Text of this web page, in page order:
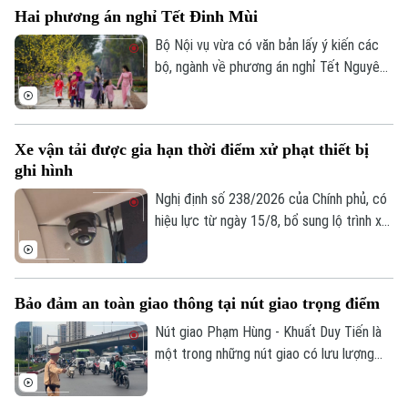
Tư vấn sức khỏe
Quần vợt
Golf
Tin tức
Sao
Thời trang
Âm nhạc
Đã phát sóng
bộ tại ga Nội địa T1 và ga Quốc tế T2,
phương án mới được kỳ vọng giải quyết
tình trạng ùn tắc đã tồn tại trong thời
Hai phương án nghỉ Tết Đinh Mùi
Bộ Nội vụ vừa có văn bản lấy ý kiến các
bộ, ngành về phương án nghỉ Tết Nguyên
ngày hoặc 10 ngày.
Xe vận tải được gia hạn thời điểm xử phạt thiết bị
ghi hình
Nghị định số 238/2026 của Chính phủ, có
hiệu lực từ ngày 15/8, bổ sung lộ trình xử
chủ phương tiện sẽ có thêm thời gian
chuẩn bị trước khi các quy định xử phạt
chính thức được áp dụng.
Bảo đảm an toàn giao thông tại nút giao trọng điểm
Nút giao Phạm Hùng - Khuất Duy Tiến là
một trong những nút giao có lưu lượng